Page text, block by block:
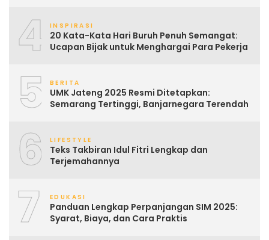
4 INSPIRASI
20 Kata-Kata Hari Buruh Penuh Semangat:
Ucapan Bijak untuk Menghargai Para Pekerja
5 BERITA
UMK Jateng 2025 Resmi Ditetapkan:
Semarang Tertinggi, Banjarnegara Terendah
6 LIFESTYLE
Teks Takbiran Idul Fitri Lengkap dan
Terjemahannya
7 EDUKASI
Panduan Lengkap Perpanjangan SIM 2025:
Syarat, Biaya, dan Cara Praktis